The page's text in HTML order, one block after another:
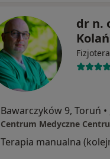
dr n.
Bawarczyków 9, Toruń •
Centrum Medyczne
Terapia manualna